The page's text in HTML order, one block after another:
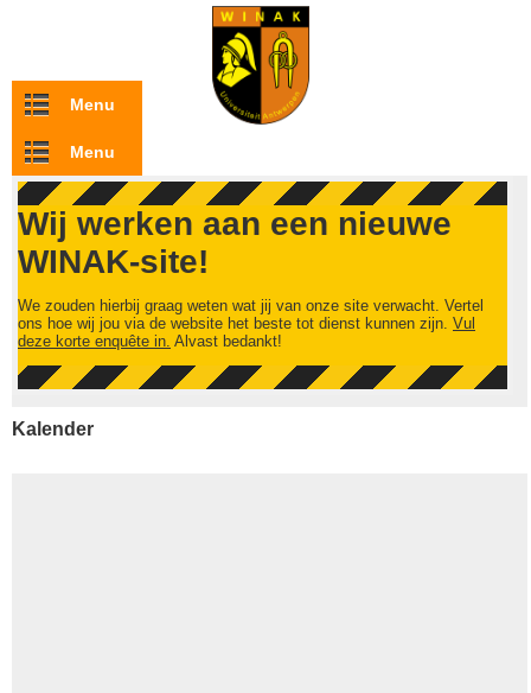
Overslaan en naar de inhoud gaan
Menu
Menu
Wij werken aan een nieuwe
WINAK-site!
We zouden hierbij graag weten wat jij van onze site verwacht. Vertel
ons hoe wij jou via de website het beste tot dienst kunnen zijn. Vul
deze korte enquête in. Alvast bedankt!
Kalender